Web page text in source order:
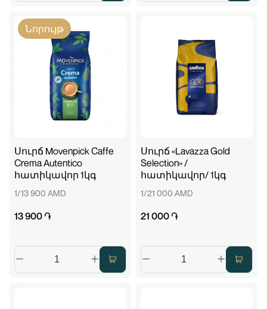
Նորույթ
Սուրճ Movenpick Caffe
Crema Autentico
հատիկավոր 1կգ
1/13 900 AMD
13 900 ֏
Սուրճ «Lavazza Gold
Selection» /
հատիկավոր/ 1կգ
1/21 000 AMD
21 000 ֏